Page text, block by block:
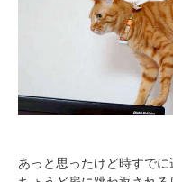
あっと思ったけど時すでに
pecodogs
いぬ部をフォ
アプ